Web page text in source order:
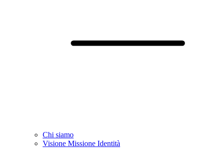
Chi siamo
Visione Missione Identità